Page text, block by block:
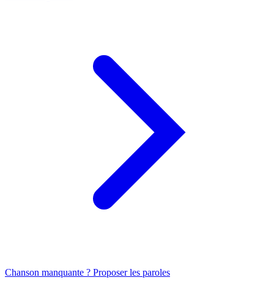
Chanson manquante ? Proposer les paroles